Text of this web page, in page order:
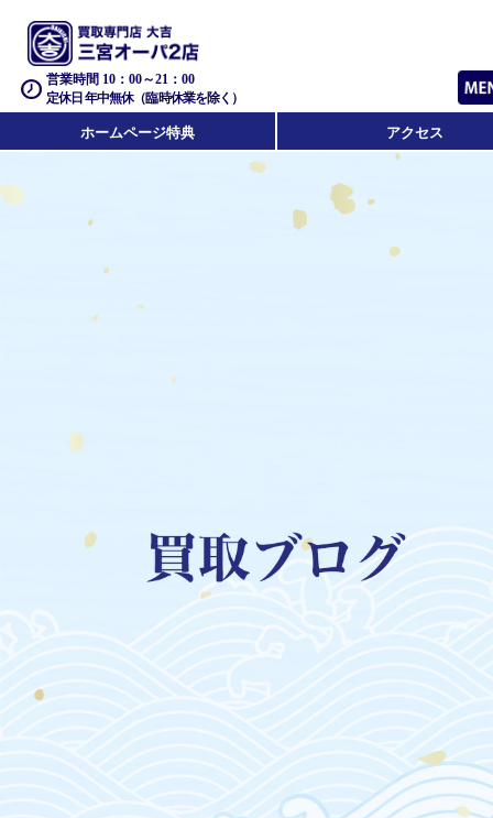
営業時間 10：00～21：00
定休日 年中無休（臨時休業を除く）
ホームページ特典 アクセス